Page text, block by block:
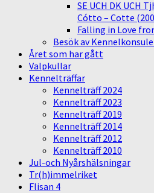
SE UCH DK UCH
Cótto – Cotte
Falling in Love
Besök av
Året som har gått
Valpkullar
Kennelträffar
Kennelträff 2024
Kennelträff 2023
Kennelträff 2019
Kennelträff 2014
Kennelträff 2012
Kennelträff 2010
Jul-och Nyårshälsningar
Tr(h)immelriket
Flisan 4